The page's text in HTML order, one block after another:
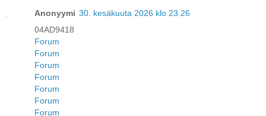
Anonyymi 30. kesäkuuta 2026 klo 23.26
04AD9418
Forum
Forum
Forum
Forum
Forum
Forum
Forum